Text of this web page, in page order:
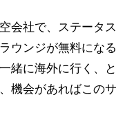
会社で、ステータス
ウンジが無料になる
緒に海外に行く、と
機会があればこのサ